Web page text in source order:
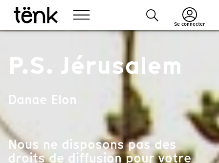
Se connecter
P.S. Jérusalem
Danae Elon
Nous ne disposons pas des
droits de diffusion pour votre